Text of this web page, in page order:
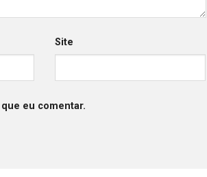
Site
eu comentar.